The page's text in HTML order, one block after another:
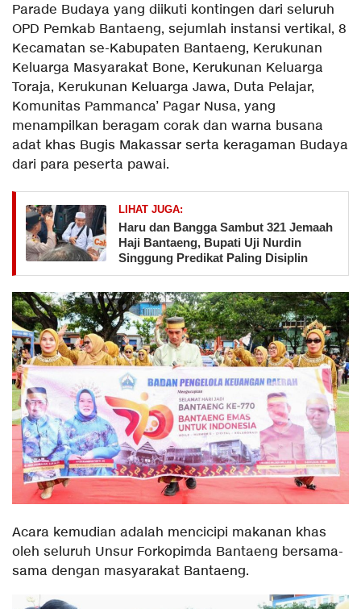
Parade Budaya yang diikuti kontingen dari seluruh
OPD Pemkab Bantaeng, sejumlah instansi vertikal, 8
Kecamatan se-Kabupaten Bantaeng, Kerukunan
Keluarga Masyarakat Bone, Kerukunan Keluarga
Toraja, Kerukunan Keluarga Jawa, Duta Pelajar,
Komunitas Pammanca’ Pagar Nusa, yang
menampilkan beragam corak dan warna busana
adat khas Bugis Makassar serta keragaman Budaya
dari para peserta pawai.
LIHAT JUGA:
Haru dan Bangga Sambut 321 Jemaah
Haji Bantaeng, Bupati Uji Nurdin
Singgung Predikat Paling Disiplin
Acara kemudian adalah mencicipi makanan khas
oleh seluruh Unsur Forkopimda Bantaeng bersama-
sama dengan masyarakat Bantaeng.